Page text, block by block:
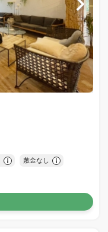
敷金なし